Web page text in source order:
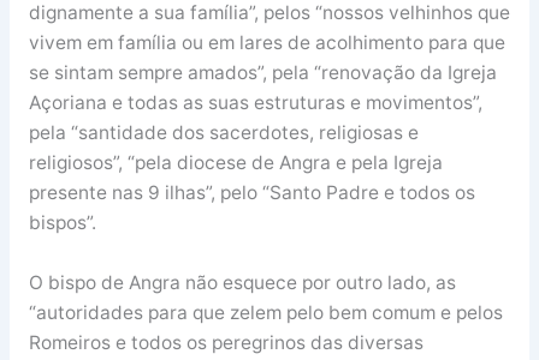
dignamente a sua família”, pelos “nossos velhinhos que
vivem em família ou em lares de acolhimento para que
se sintam sempre amados”, pela “renovação da Igreja
Açoriana e todas as suas estruturas e movimentos”,
pela “santidade dos sacerdotes, religiosas e
religiosos”, “pela diocese de Angra e pela Igreja
presente nas 9 ilhas”, pelo “Santo Padre e todos os
bispos”.
O bispo de Angra não esquece por outro lado, as
“autoridades para que zelem pelo bem comum e pelos
Romeiros e todos os peregrinos das diversas